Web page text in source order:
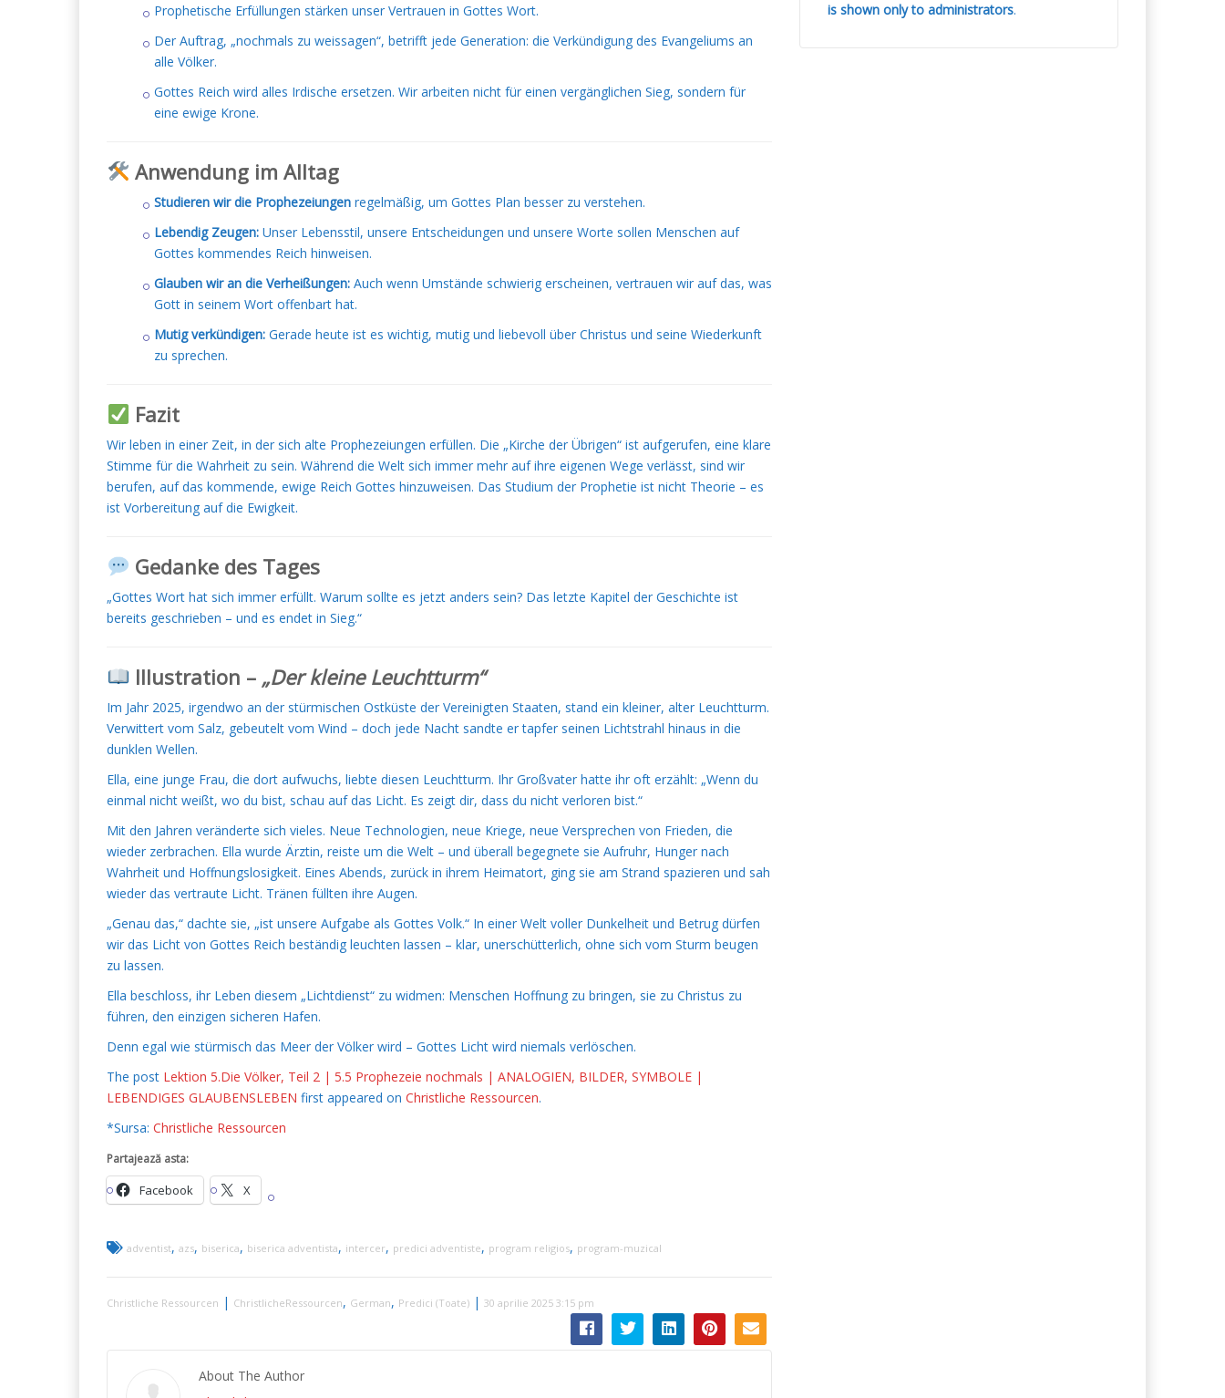
Prophetische Erfüllungen stärken unser Vertrauen in Gottes Wort.
Der Auftrag, „nochmals zu weissagen“, betrifft jede Generation: die Verkündigung des Evangeliums an
alle Völker.
Gottes Reich wird alles Irdische ersetzen. Wir arbeiten nicht für einen vergänglichen Sieg, sondern für
eine ewige Krone.
Anwendung im Alltag
Studieren wir die Prophezeiungen regelmäßig, um Gottes Plan besser zu verstehen.
Lebendig Zeugen: Unser Lebensstil, unsere Entscheidungen und unsere Worte sollen Menschen auf
Gottes kommendes Reich hinweisen.
Glauben wir an die Verheißungen: Auch wenn Umstände schwierig erscheinen, vertrauen wir auf das, was
Gott in seinem Wort offenbart hat.
Mutig verkündigen: Gerade heute ist es wichtig, mutig und liebevoll über Christus und seine Wiederkunft
zu sprechen.
Fazit
Wir leben in einer Zeit, in der sich alte Prophezeiungen erfüllen. Die „Kirche der Übrigen“ ist aufgerufen, eine klare
Stimme für die Wahrheit zu sein. Während die Welt sich immer mehr auf ihre eigenen Wege verlässt, sind wir
berufen, auf das kommende, ewige Reich Gottes hinzuweisen. Das Studium der Prophetie ist nicht Theorie – es
ist Vorbereitung auf die Ewigkeit.
Gedanke des Tages
„Gottes Wort hat sich immer erfüllt. Warum sollte es jetzt anders sein? Das letzte Kapitel der Geschichte ist
bereits geschrieben – und es endet in Sieg.“
Illustration – „Der kleine Leuchtturm“
Im Jahr 2025, irgendwo an der stürmischen Ostküste der Vereinigten Staaten, stand ein kleiner, alter Leuchtturm.
Verwittert vom Salz, gebeutelt vom Wind – doch jede Nacht sandte er tapfer seinen Lichtstrahl hinaus in die
dunklen Wellen.
Ella, eine junge Frau, die dort aufwuchs, liebte diesen Leuchtturm. Ihr Großvater hatte ihr oft erzählt: „Wenn du
einmal nicht weißt, wo du bist, schau auf das Licht. Es zeigt dir, dass du nicht verloren bist.“
Mit den Jahren veränderte sich vieles. Neue Technologien, neue Kriege, neue Versprechen von Frieden, die
wieder zerbrachen. Ella wurde Ärztin, reiste um die Welt – und überall begegnete sie Aufruhr, Hunger nach
Wahrheit und Hoffnungslosigkeit. Eines Abends, zurück in ihrem Heimatort, ging sie am Strand spazieren und sah
wieder das vertraute Licht. Tränen füllten ihre Augen.
„Genau das,“ dachte sie, „ist unsere Aufgabe als Gottes Volk.“ In einer Welt voller Dunkelheit und Betrug dürfen
wir das Licht von Gottes Reich beständig leuchten lassen – klar, unerschütterlich, ohne sich vom Sturm beugen
zu lassen.
Ella beschloss, ihr Leben diesem „Lichtdienst“ zu widmen: Menschen Hoffnung zu bringen, sie zu Christus zu
führen, den einzigen sicheren Hafen.
Denn egal wie stürmisch das Meer der Völker wird – Gottes Licht wird niemals verlöschen.
The post Lektion 5.Die Völker, Teil 2 | 5.5 Prophezeie nochmals | ANALOGIEN, BILDER, SYMBOLE |
LEBENDIGES GLAUBENSLEBEN first appeared on Christliche Ressourcen.
*Sursa: Christliche Ressourcen
Partajează asta:
Facebook X
adventist, azs, biserica, biserica adventista, intercer, predici adventiste, program religios, program-muzical
Christliche Ressourcen | ChristlicheRessourcen, German, Predici (Toate) | 30 aprilie 2025 3:15 pm
About The Author
is shown only to administrators.